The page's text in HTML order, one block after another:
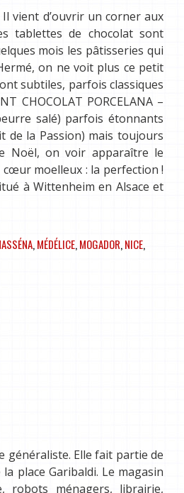
vient d’ouvrir un corner aux
tablettes de chocolat sont
mois les pâtisseries qui
on ne voit plus ce petit
subtiles, parfois classiques
CHOCOLAT PORCELANA –
salé) parfois étonnants
de la Passion) mais toujours
Noël, on voir apparaître le
moelleux : la perfection !
à Wittenheim en Alsace et
,MÉDÉLICE,MOGADOR,NICE,
généraliste. Elle fait partie de
place Garibaldi. Le magasin
robots ménagers, librairie,